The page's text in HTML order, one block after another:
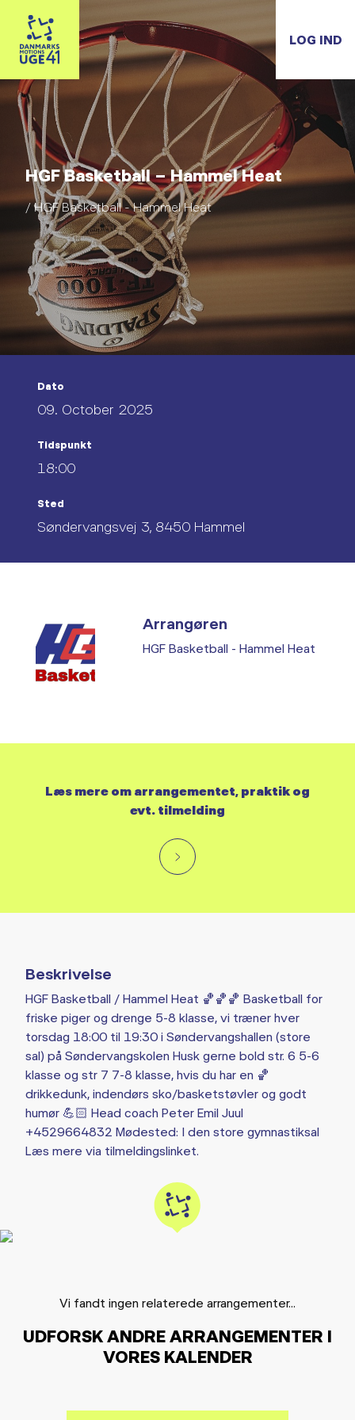
LOG IND
HGF Basketball – Hammel Heat
/ HGF Basketball - Hammel Heat
Dato
09. October 2025
Tidspunkt
18:00
Sted
Søndervangsvej 3, 8450 Hammel
Beskrivelse
HGF Basketball / Hammel Heat 🏀🏀🏀 Basketball for
friske piger og drenge 5-8 klasse, vi træner hver
torsdag 18:00 til 19:30 i Søndervangshallen (store
sal) på Søndervangskolen Husk gerne bold str. 6 5-6
klasse og str 7 7-8 klasse, hvis du har en 🏀
drikkedunk, indendørs sko/basketstøvler og godt
humør 💪🏻 Head coach Peter Emil Juul
+4529664832 Mødested: I den store gymnastiksal
Læs mere via tilmeldingslinket.
Arrangøren
HGF Basketball - Hammel Heat
Læs mere om arrangementet, praktik og
evt. tilmelding
Vi fandt ingen relaterede arrangementer...
UDFORSK ANDRE ARRANGEMENTER I
VORES KALENDER